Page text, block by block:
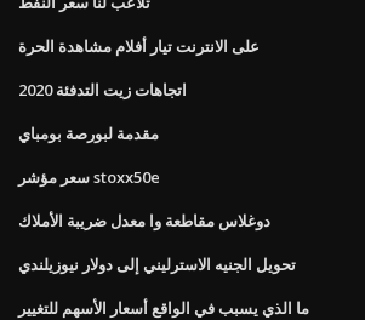
على الانترنت تيار أفلام مشاهدة الحرة
اتجاهات زيت التدفئة 2020
مقدمة لبورصة بومباي
سعر مؤشر stoxx50e
دوغلاس مقاطعة وا معدل ضريبة الأملاك
تحويل الجنيه الاسترليني إلى دولار نيوزيلندي
ما الذي يسبب في الواقع أسعار الأسهم للتغيير